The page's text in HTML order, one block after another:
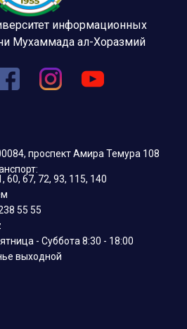
информационных
Мухаммада ал-Хоразмий
проспект Амира Темура 108
60, 67, 72, 93, 115, 140
55 55
- Суббота 8:30 - 18:00
выходной